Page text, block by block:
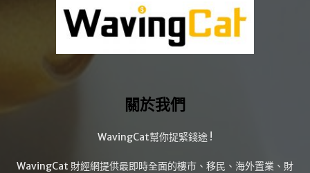
關於我們
WavingCat幫你捉緊錢途 !
WavingCat 財經網提供最即時全面的樓市、移民、海外置業、財